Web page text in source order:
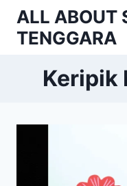
Skip
content
ALL ABOUT
TENGGARA
Keripik